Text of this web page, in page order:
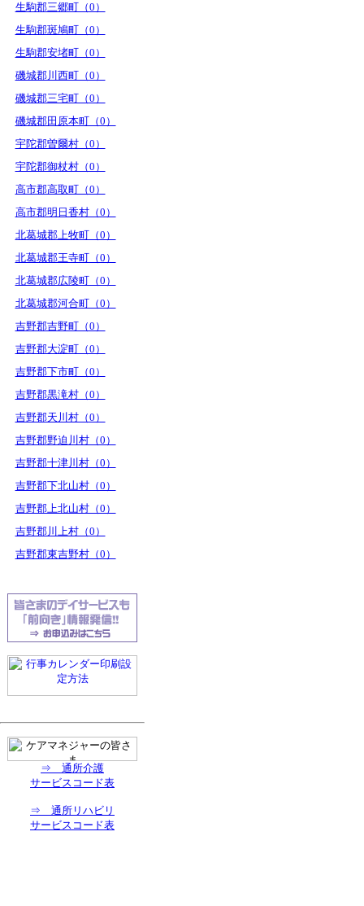
生駒郡三郷町（0）
生駒郡斑鳩町（0）
生駒郡安堵町（0）
磯城郡川西町（0）
磯城郡三宅町（0）
磯城郡田原本町（0）
宇陀郡曽爾村（0）
宇陀郡御杖村（0）
高市郡高取町（0）
高市郡明日香村（0）
北葛城郡上牧町（0）
北葛城郡王寺町（0）
北葛城郡広陵町（0）
北葛城郡河合町（0）
吉野郡吉野町（0）
吉野郡大淀町（0）
吉野郡下市町（0）
吉野郡黒滝村（0）
吉野郡天川村（0）
吉野郡野迫川村（0）
吉野郡十津川村（0）
吉野郡下北山村（0）
吉野郡上北山村（0）
吉野郡川上村（0）
吉野郡東吉野村（0）
⇒ 通所介護
サービスコード表
⇒ 通所リハビリ
サービスコード表